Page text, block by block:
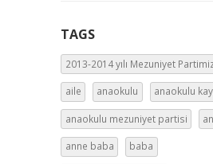
TAGS
2013-2014 yılı Mezuniyet
aile anaokulu anaokulu
anaokulu mezuniyet partisi
anne baba baba